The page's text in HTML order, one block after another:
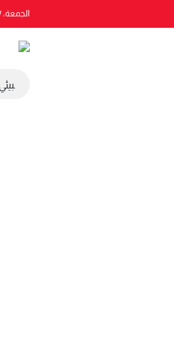
الجمعة، ٧ آب ٢٠٢٦
المجلس الاقتصادي والاجتماعي والبيئي